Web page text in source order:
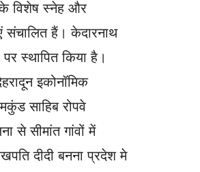
के विशेष स्नेह और
संचालित हैं। केदारनाथ
स्थापित किया है।
इकोनॉमिक
साहिब रोपवे
से सीमांत गांवों में
दीदी बनना प्रदेश मे